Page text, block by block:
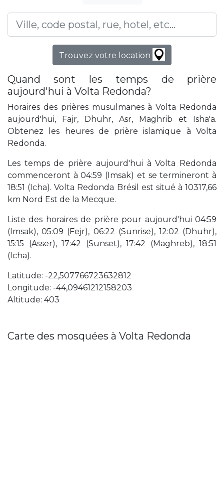
Trouvez votre location
Quand sont les temps de prière
aujourd'hui à Volta Redonda?
Horaires des prières musulmanes à Volta Redonda
aujourd'hui, Fajr, Dhuhr, Asr, Maghrib et Isha'a.
Obtenez les heures de prière islamique à Volta
Redonda.
Les temps de prière aujourd'hui à Volta Redonda
commenceront à 04:59 (Imsak) et se termineront à
18:51 (Icha). Volta Redonda Brésil est situé à 10317,66
km Nord Est de la Mecque.
Liste des horaires de prière pour aujourd'hui 04:59
(Imsak), 05:09 (Fejr), 06:22 (Sunrise), 12:02 (Dhuhr),
15:15 (Asser), 17:42 (Sunset), 17:42 (Maghreb), 18:51
(Icha).
Latitude: -22,507766723632812
Longitude: -44,09461212158203
Altitude: 403
Carte des mosquées à Volta Redonda